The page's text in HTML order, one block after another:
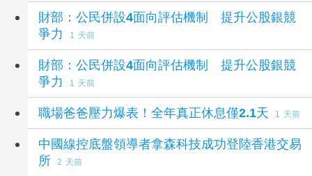
財部：公民併設4面向評估機制 提升公股銀競
爭力
1 天前
財部：公民併設4面向評估機制 提升公股銀競
爭力
1 天前
職場爸爸壓力爆表！全年真正休息僅2.1天 1 天前
中國線控底盤領導者拿森科技成功登陸香港交易
所
2 天前